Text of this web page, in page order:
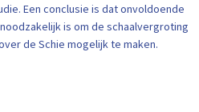
Een conclusie is dat onvoldoende
is om de schaalvergroting
de Schie mogelijk te maken.